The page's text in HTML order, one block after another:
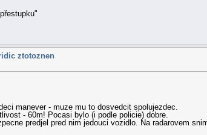
ztotoznen
manever - muze mu to dosvedcit spolujezdec.
- 60m! Pocasi bylo (i podle policie) dobre.
predjel pred nim jedouci vozidlo. Na radarovem